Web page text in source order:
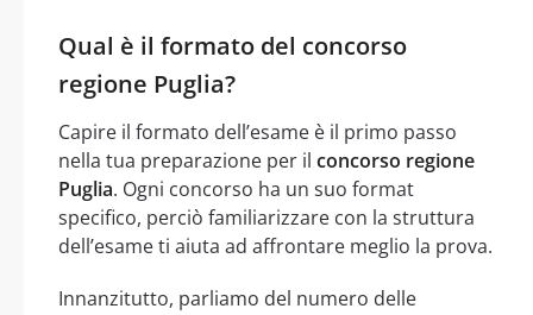
Qual è il formato del concorso
regione Puglia?
Capire il formato dell’esame è il primo passo
nella tua preparazione per il concorso regione
Puglia. Ogni concorso ha un suo format
specifico, perciò familiarizzare con la struttura
dell’esame ti aiuta ad affrontare meglio la prova.
Innanzitutto, parliamo del numero delle